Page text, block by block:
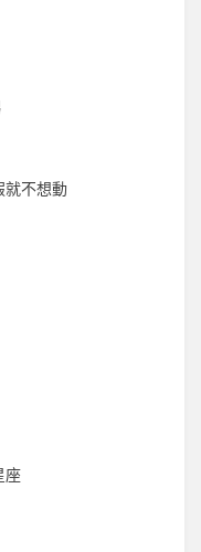
就不想動
座